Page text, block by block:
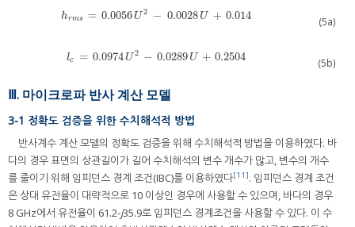
hrms = 0.0056 U 2 − 0.0028 U + 0.014
hr ms =0.0056U − 0.0028U+ 0.014 (5a)
lc = 0.0974 U2 − 0.0289 U + 0.2504
lc =0.0974U2 − 0.0289U + 0.2504 (5b)
Ⅲ. 마이크로파 반사 계산 모델
3-1 정확도 검증을 위한 수치해석적 방법
반사계수 계산 모델의 정확도 검증을 위해 수치해석적 방법을 이용하였다. 바
다의 경우 표면의 상관길이가 길어 수치해석의 변수 개수가 많고, 변수의 개수
를 줄이기 위해 임피던스 경계 조건(IBC)를 이용하였다[11]. 임피던스 경계 조건
은 상대 유전율이 대략적으로 10 이상인 경우에 사용할 수 있으며, 바다의 경우
8 GHz에서 유전율이 61.2-j35.9로 임피던스 경계조건을 사용할 수 있다. 이 수